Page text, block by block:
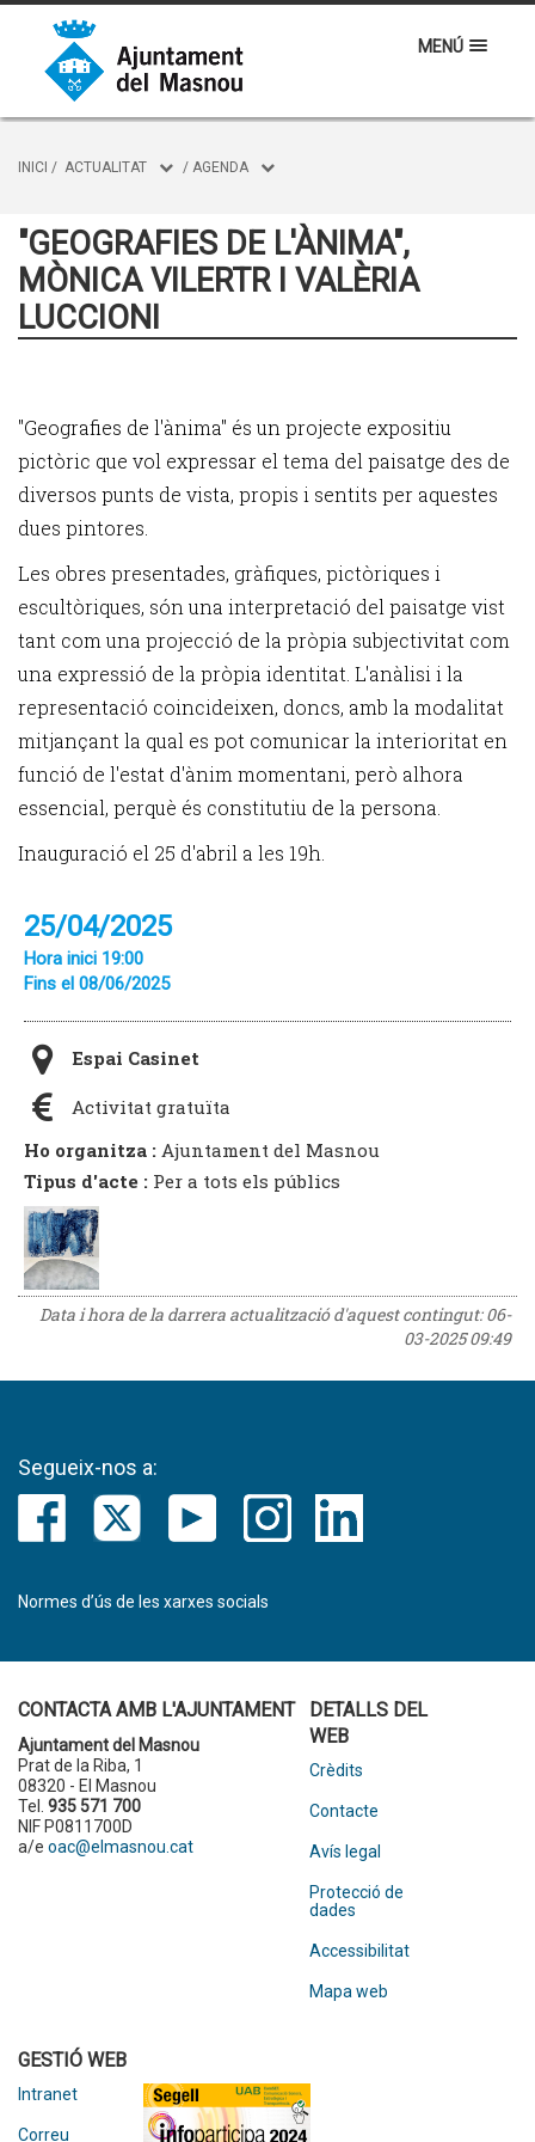
MENÚ
INICI / ACTUALITAT / AGENDA
"GEOGRAFIES DE L'ÀNIMA",
MÒNICA VILERTR I VALÈRIA
LUCCIONI
"Geografies de l'ànima" és un projecte expositiu
pictòric que vol expressar el tema del paisatge des de
diversos punts de vista, propis i sentits per aquestes
dues pintores.
Les obres presentades, gràfiques, pictòriques i
escultòriques, són una interpretació del paisatge vist
tant com una projecció de la pròpia subjectivitat com
una expressió de la pròpia identitat. L'anàlisi i la
representació coincideixen, doncs, amb la modalitat
mitjançant la qual es pot comunicar la interioritat en
funció de l'estat d'ànim momentani, però alhora
essencial, perquè és constitutiu de la persona.
Inauguració el 25 d'abril a les 19h.
25/04/2025
Hora inici 19:00
Fins el 08/06/2025
Espai Casinet
Activitat gratuïta
Ho organitza : Ajuntament del Masnou
Tipus d'acte : Per a tots els públics
Data i hora de la darrera actualització d'aquest contingut:06-
03-2025 09:49
Segueix-nos a:
Normes d’ús de les xarxes socials
CONTACTA AMB L'AJUNTAMENT
Ajuntament del Masnou
Prat de la Riba, 1
08320 - El Masnou
Tel. 935 571 700
NIF P0811700D
a/e oac@elmasnou.cat
DETALLS DEL
WEB
Crèdits
Contacte
Avís legal
Protecció de
dades
Accessibilitat
Mapa web
GESTIÓ WEB
Intranet
Correu